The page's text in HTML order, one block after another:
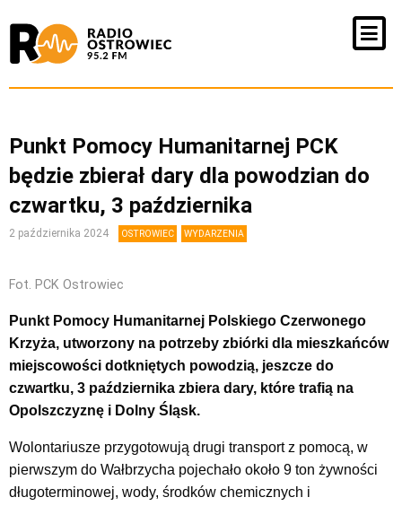
Punkt Pomocy Humanitarnej PCK
będzie zbierał dary dla powodzian do
czwartku, 3 października
2 października 2024 OSTROWIEC WYDARZENIA
Fot. PCK Ostrowiec
Punkt Pomocy Humanitarnej Polskiego Czerwonego
Krzyża, utworzony na potrzeby zbiórki dla mieszkańców
miejscowości dotkniętych powodzią, jeszcze do
czwartku, 3 października zbiera dary, które trafią na
Opolszczyznę i Dolny Śląsk.
Wolontariusze przygotowują drugi transport z pomocą, w
pierwszym do Wałbrzycha pojechało około 9 ton żywności
długoterminowej, wody, środków chemicznych i